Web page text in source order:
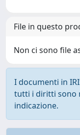
File in questo
Non ci sono file
I documenti in
tutti i diritti sono
indicazione.